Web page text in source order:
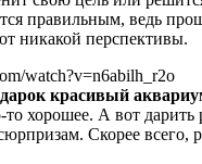
правильным, ведь
никакой перспективы.
watch?v=n6abilh_r2o
красивый
то хорошее. А вот дарить
Скорее всего,